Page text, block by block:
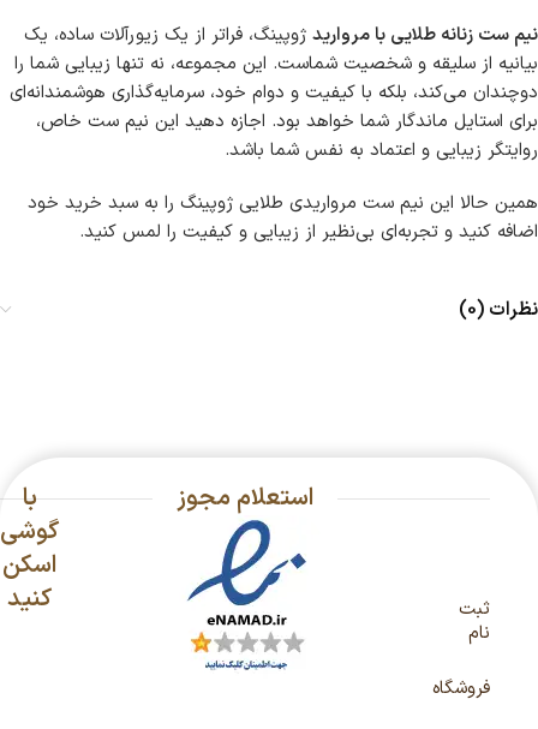
نیم ست زنانه طلایی با مروارید ژوپینگ، فراتر از یک زیورآلات ساده، یک
بیانیه از سلیقه و شخصیت شماست. این مجموعه، نه تنها زیبایی شما را
دوچندان می‌کند، بلکه با کیفیت و دوام خود، سرمایه‌گذاری هوشمندانه‌ای
برای استایل ماندگار شما خواهد بود. اجازه دهید این نیم ست خاص،
روایتگر زیبایی و اعتماد به نفس شما باشد.
همین حالا این نیم ست مرواریدی طلایی ژوپینگ را به سبد خرید خود
اضافه کنید و تجربه‌ای بی‌نظیر از زیبایی و کیفیت را لمس کنید.
نظرات (0)
ثبت
نام
فروشگاه
استعلام مجوز
با
گوشی
اسکن
کنید